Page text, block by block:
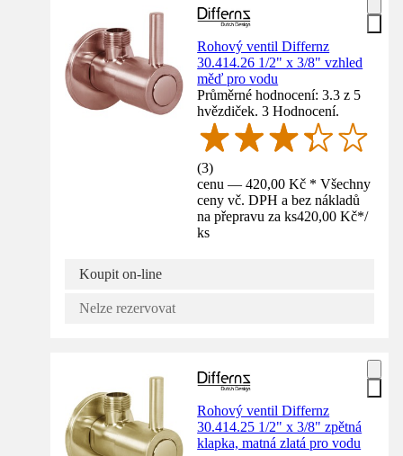
Rohový ventil Differnz
30.414.26 1/2" x 3/8" vzhled
měď pro vodu
Průměrné hodnocení: 3.3 z 5
hvězdiček. 3 Hodnocení.
(3)
cenu — 420,00 Kč * Všechny
ceny vč. DPH a bez nákladů
na přepravu za ks420,00 Kč*/
ks
Koupit on-line
Nelze rezervovat
Rohový ventil Differnz
30.414.25 1/2" x 3/8" zpětná
klapka, matná zlatá pro vodu